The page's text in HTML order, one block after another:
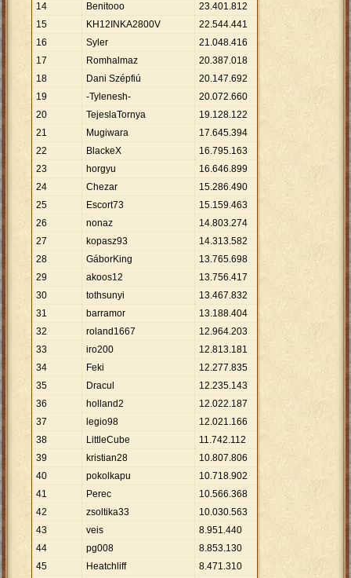
14
Benitooo 23.401.812
15
KH12INKA2800V 22.544.441
16
Syler 21.048.416
17
Romhalmaz 20.387.018
18
Dani Szépfiú 20.147.692
19
-Tylenesh- 20.072.660
20
TejeslaTornya 19.128.122
21
Mugiwara 17.645.394
22
BlackeX 16.795.163
23
horgyu 16.646.899
24
Chezar 15.286.490
25
Escort73 15.159.463
26
nonaz 14.803.274
27
kopasz93 14.313.582
28
GáborKing 13.765.698
29
akoos12 13.756.417
30
tothsunyi 13.467.832
31
barramor 13.188.404
32
roland1667 12.964.203
33
iro200 12.813.181
34
Feki 12.277.835
35
Dracul 12.235.143
36
holland2 12.022.187
37
legio98 12.021.166
38
LittleCube 11.742.112
39
kristian28 10.807.806
40
pokolkapu 10.718.902
41
Perec 10.566.368
42
zsoltika33 10.030.563
43
veis 8.951.440
44
pg008 8.853.130
45
Heatchliff 8.471.310